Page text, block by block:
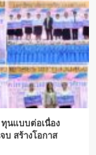
นแบบต่อเนื่อง
บ สร้างโอกาส